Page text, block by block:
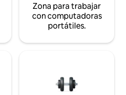
Zona para trabajar
con computadoras
portátiles.